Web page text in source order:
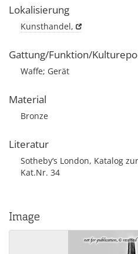
Lokalisierung
Kunsthandel,
Gattung/Funktion/
Waffe; Gerät
Material
Bronze
Literatur
Sotheby‘s London, Katalog
Kat.Nr. 34
Image